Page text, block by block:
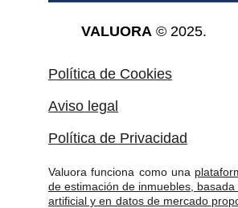
Valuora funciona como una
de estimación de inmuebles, basada
artificial y en datos de mercado
VALUORA © 2025.
Aviso legal
Política de Privacidad
Política de Cookies